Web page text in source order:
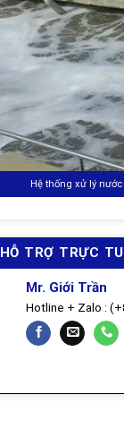
HỖ TRỢ TRỰC
Mr. Giới Trần
Hotline + Zalo :